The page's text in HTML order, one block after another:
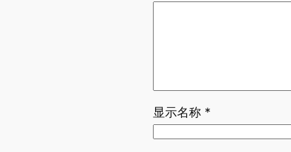
显示名称 *